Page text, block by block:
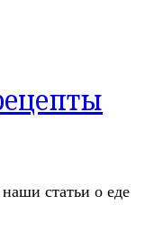
статьи о еде